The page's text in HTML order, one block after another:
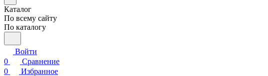
Каталог
По всему сайту
По каталогу
Войти
0
Сравнение
0
Избранное